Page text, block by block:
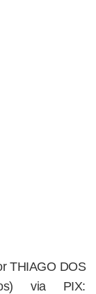
THIAGO DOS
via PIX: